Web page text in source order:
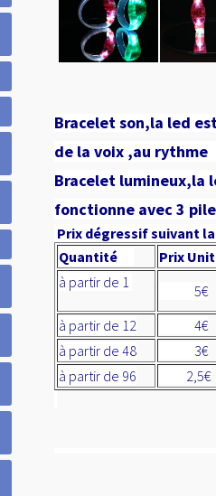
Bracelet son,la led
de la voix ,au rythme
Bracelet lumineux,la
fonctionne avec 3
Prix dégressif suivant
Quantité
Prix
à partir de 1
5€
à partir de 12
4€
à partir de 48
3€
à partir de 96
2,5€